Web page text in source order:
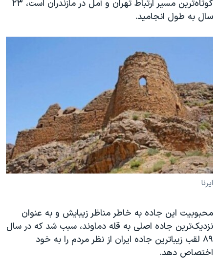
کوتاه‌ترین مسیر ارتباط تهران و آمل در مازندران است، ۲۳
سال به طول انجامید.
ایرنا
محبوبیت این جاده به خاطر مناظر زیبایش و به عنوان
نزدیک‌ترین جاده اصلی به قله دماوند، سبب شد که در سال
۸۹ لقب زیباترین جاده ایران از نظر مردم را به خود
اختصاص دهد.